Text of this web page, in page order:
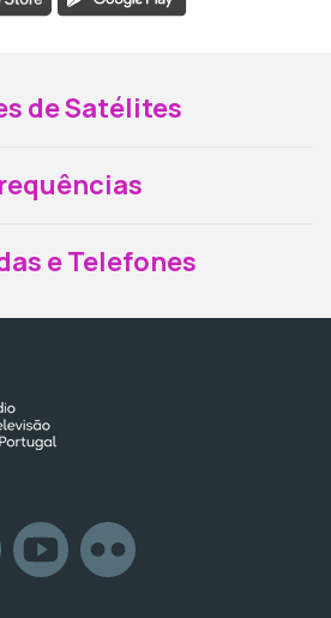
de Satélites
e Telefones